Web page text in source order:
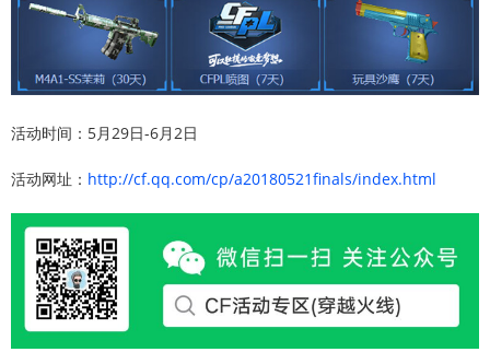
活动时间：5月29日-6月2日
活动网址： http://cf.qq.com/cp/a20180521finals/index.html